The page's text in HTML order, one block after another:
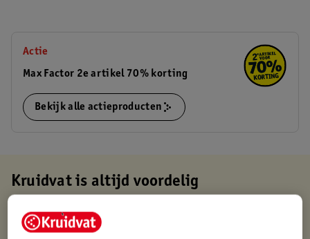
Actie
Max Factor 2e artikel 70% korting
Bekijk alle actieproducten
Kruidvat is altijd voordelig
Gratis ophalen in de winkel
Op werkdagen voor 22:00 uur besteld, volgende dag in huis